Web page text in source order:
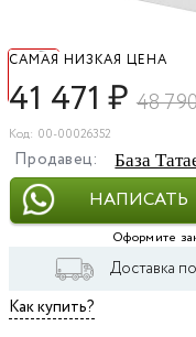
САМАЯ НИЗКАЯ ЦЕНА
41 471₽ 48
Код: 00-00026352
Продавец: База
НАПИСАТЬ
Оформите
Доставка
Как купить?